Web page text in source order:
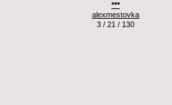
***
alexmestovka
3 / 21 / 130